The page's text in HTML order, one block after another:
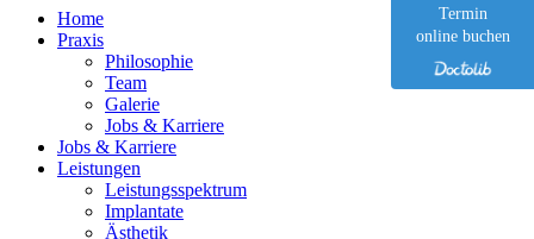
Home
Praxis
Philosophie
Team
Galerie
Jobs & Karriere
Jobs & Karriere
Leistungen
Leistungsspektrum
Implantate
Ästhetik
Termin
online buchen